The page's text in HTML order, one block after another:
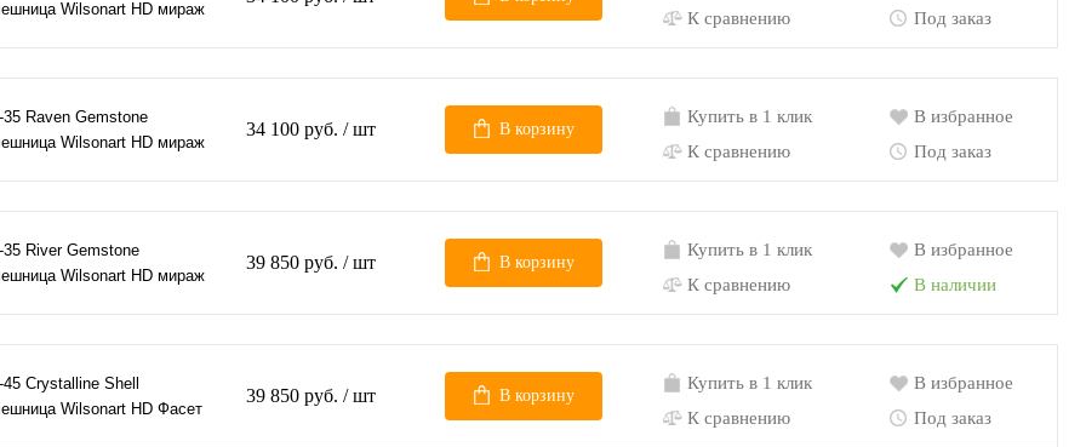
Wilsonart HD мираж
К сравнению
Под заказ
35 Raven Gemstone
Wilsonart HD мираж
34 100 руб. / шт В корзину
Купить в 1 клик
К сравнению
В избранное
Под заказ
35 River Gemstone
Wilsonart HD мираж
39 850 руб. / шт В корзину
Купить в 1 клик
К сравнению
В избранное
В наличии
45 Crystalline Shell
Wilsonart HD Фасет
39 850 руб. / шт В корзину
Купить в 1 клик
К сравнению
В избранное
Под заказ